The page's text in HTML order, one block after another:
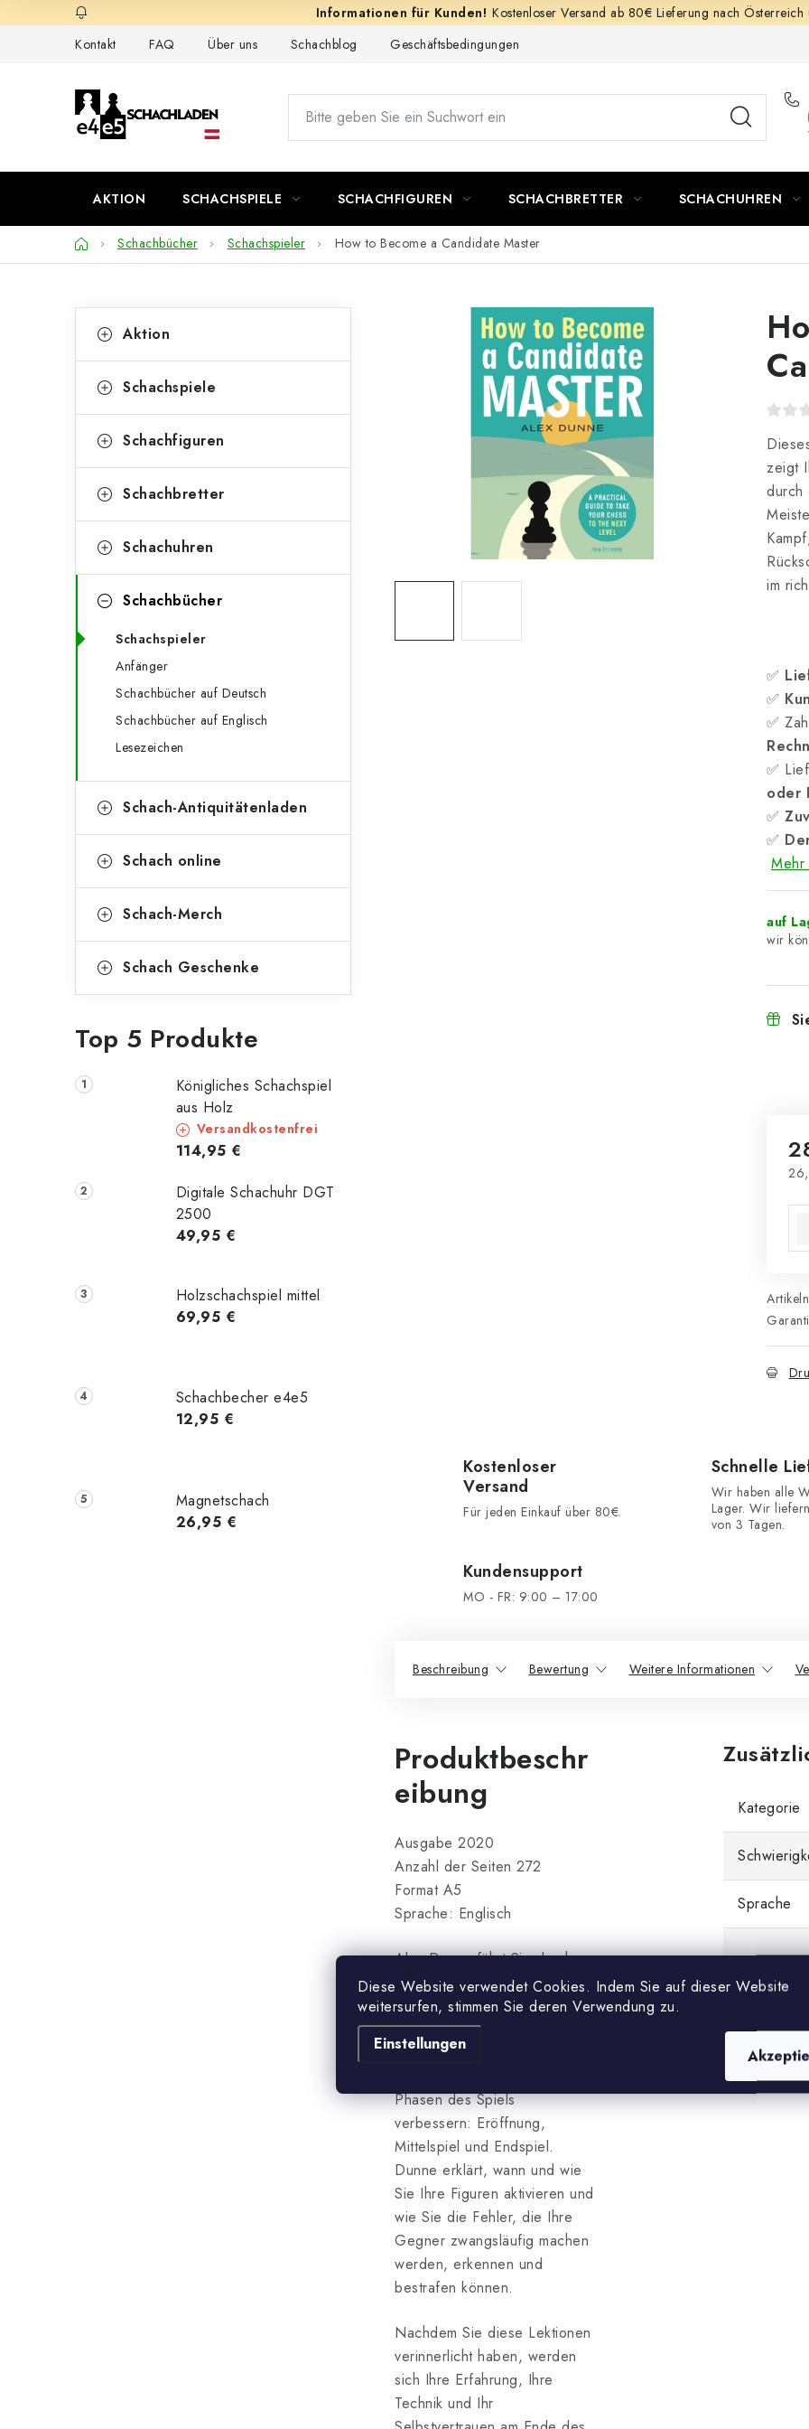
Diese Website verwendet Cookies. Indem Sie auf dieser Website
weitersurfen, stimmen Sie deren Verwendung zu.
Einstellungen
Inhalt
Kostenloser Versand ab 80€ Lieferung nach Österreich
Kontakt
FAQ Über uns Schachblog Geschäftsbedingungen
AKTION SCHACHSPIELE SCHACHFIGUREN SCHACHBRETTER SCHACHUHREN
StartseiteSchachbücher Schachspieler How to Become a Candidate Master
e
t
e
l
e
s
überspringen
a
e
o
i
Aktion
Schachspiele
Schachfiguren
Schachbretter
Schachuhren
Schachbücher
Schachspieler
Anfänger
Schachbücher auf Deutsch
Schachbücher auf Englisch
Lesezeichen
Schach-Antiquitätenladen
Schach online
Schach-Merch
Schach Geschenke
Top 5 Produkte
Königliches Schachspiel
aus Holz
Versandkostenfrei
114,95 €
Digitale Schachuhr DGT
2500
49,95 €
Holzschachspiel mittel
69,95 €
Schachbecher e4e5
12,95 €
Magnetschach
26,95 €
zeigt
durch
im
✅
✅
✅
✅
oder
✅
✅
Mehr
auf
Kostenloser
Versand
Für jeden Einkauf über 80€.
Schnelle
Wir haben alle
Lager. Wir
von 3 Tagen.
Kundensupport
MO - FR: 9:00 – 17:00
Beschreibung Bewertung Weitere Informationen
Produktbeschr
eibung
Ausgabe 2020
Anzahl der Seiten 272
Format A5
Sprache: Englisch
Alex Dunne führt Sie durch
mehr als 50 Partien und bietet
eine Fülle von praktischen,
einfachen und effektiven
Ratschlägen. Langsam aber
Phasen des Spiels
verbessern: Eröffnung,
Mittelspiel und Endspiel.
Dunne erklärt, wann und wie
Sie Ihre Figuren aktivieren und
wie Sie die Fehler, die Ihre
Gegner zwangsläufig machen
werden, erkennen und
bestrafen können.
Nachdem Sie diese Lektionen
verinnerlicht haben, werden
sich Ihre Erfahrung, Ihre
Technik und Ihr
Kategorie
Sprache